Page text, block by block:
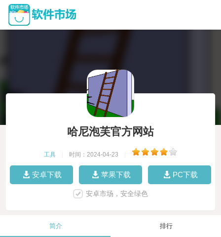
哈尼泡芙官方网站
工具 时间：2024-04-23
安卓下载 苹果下载 PC下载
安卓市场，安全绿色
简介 排行